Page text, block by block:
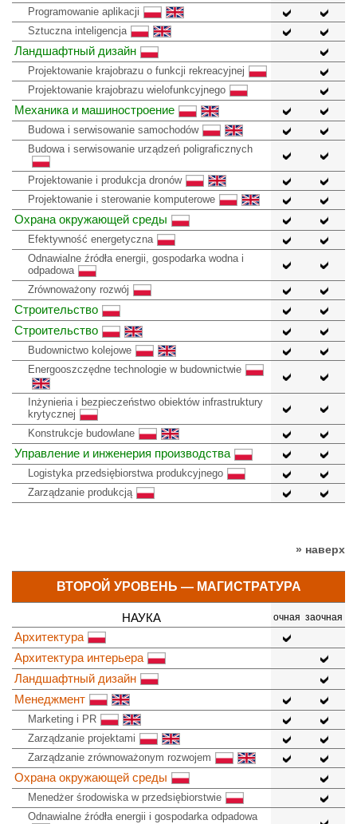
Programowanie aplikacji
Sztuczna inteligencja
Ландшафтный дизайн
Projektowanie krajobrazu o funkcji rekreacyjnej
Projektowanie krajobrazu wielofunkcyjnego
Механика и машиностроение
Budowa i serwisowanie samochodów
Budowa i serwisowanie urządzeń poligraficznych
Projektowanie i produkcja dronów
Projektowanie i sterowanie komputerowe
Охрана окружающей среды
Efektywność energetyczna
Odnawialne źródła energii, gospodarka wodna i
odpadowa
Zrównoważony rozwój
Строительство
Строительство
Budownictwo kolejowe
Energooszczędne technologie w budownictwie
Inżynieria i bezpieczeństwo obiektów infrastruktury
krytycznej
Konstrukcje budowlane
Управление и инженерия производства
Logistyka przedsiębiorstwa produkcyjnego
Zarządzanie produkcją
» наверх
ВТОРОЙ УРОВЕНЬ — МАГИСТРАТУРА
НАУКА очная заочная
Архитектура
Архитектура интерьера
Ландшафтный дизайн
Менеджмент
Marketing i PR
Zarządzanie projektami
Zarządzanie zrównoważonym rozwojem
Охрана окружающей среды
Menedżer środowiska w przedsiębiorstwie
Odnawialne źródła energii i gospodarka odpadowa